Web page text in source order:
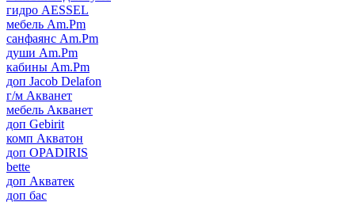
гидро AESSEL
мебель Am.Pm
санфаянс Am.Pm
души Am.Pm
кабины Am.Pm
доп Jacob Delafon
г/м Акванет
мебель Акванет
доп Gebirit
комп Акватон
доп OPADIRIS
bette
доп Акватек
доп бас